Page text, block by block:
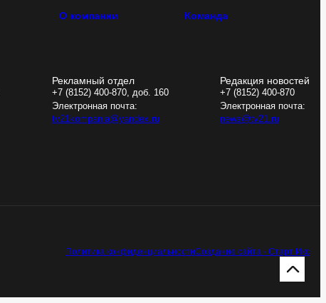
О компании
Команда
Рекламный отдел
+7 (8152) 400-870, доб. 160
Электронная почта:
tv21kompania@yandex.ru
Редакция новостей
+7 (8152) 400-870
Электронная почта:
news@tv21.ru
Политика конфиденциальностиСоздание сайта - Старт Икс